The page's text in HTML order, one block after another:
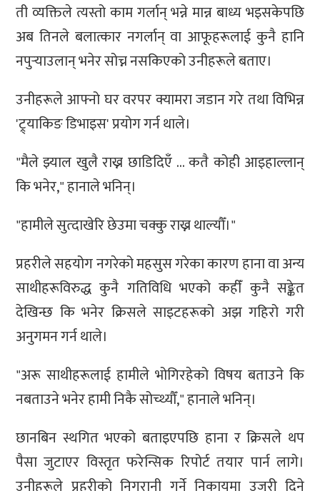
ती व्यक्तिले त्यस्तो काम गर्लान् भन्ने मान्न बाध्य भइसकेपछि
अब तिनले बलात्कार नगर्लान् वा आफूहरूलाई कुनै हानि
नपुर्‍याउलान् भनेर सोच्न नसकिएको उनीहरूले बताए।
उनीहरूले आफ्नो घर वरपर क्यामरा जडान गरे तथा विभिन्न
'ट्र्याकिङ डिभाइस' प्रयोग गर्न थाले।
"मैले झ्याल खुलै राख्न छाडिदिएँ … कतै कोही आइहाल्लान्
कि भनेर," हानाले भनिन्।
"हामीले सुत्दाखेरि छेउमा चक्कु राख्न थाल्यौँ।"
प्रहरीले सहयोग नगरेको महसुस गरेका कारण हाना वा अन्य
साथीहरूविरुद्ध कुनै गतिविधि भएको कहीँ कुनै सङ्केत
देखिन्छ कि भनेर क्रिसले साइटहरूको अझ गहिरो गरी
अनुगमन गर्न थाले।
"अरू साथीहरूलाई हामीले भोगिरहेको विषय बताउने कि
नबताउने भनेर हामी निकै सोच्थ्यौँ," हानाले भनिन्।
छानबिन स्थगित भएको बताइएपछि हाना र क्रिसले थप
पैसा जुटाएर विस्तृत फरेन्सिक रिपोर्ट तयार पार्न लागे।